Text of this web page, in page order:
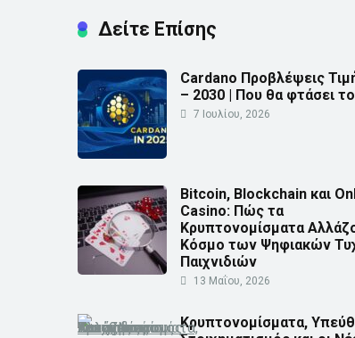
Δείτε Επίσης
Cardano Προβλέψεις
– 2030 | Που θα φτάσει
7 Ιουλίου, 2026
Bitcoin, Blockchain και
Casino: Πώς τα
Κρυπτονομίσματα
Κόσμο των Ψηφιακών
Παιχνιδιών
13 Μαΐου, 2026
Κρυπτονομίσματα,